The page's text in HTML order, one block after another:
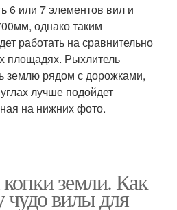
6 или 7 элементов вил и
однако таким
работать на сравнительно
площадях. Рыхлитель
землю рядом с дорожками,
лучше подойдет
на нижних фото.
земли. Как
чудо вилы для